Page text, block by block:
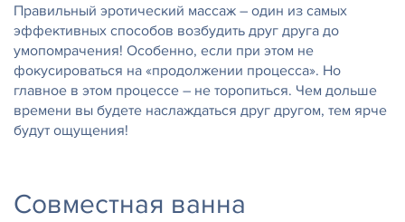
Правильный эротический массаж – один из самых
эффективных способов возбудить друг друга до
умопомрачения! Особенно, если при этом не
фокусироваться на «продолжении процесса». Но
главное в этом процессе – не торопиться. Чем дольше
времени вы будете наслаждаться друг другом, тем ярче
будут ощущения!
Совместная ванна